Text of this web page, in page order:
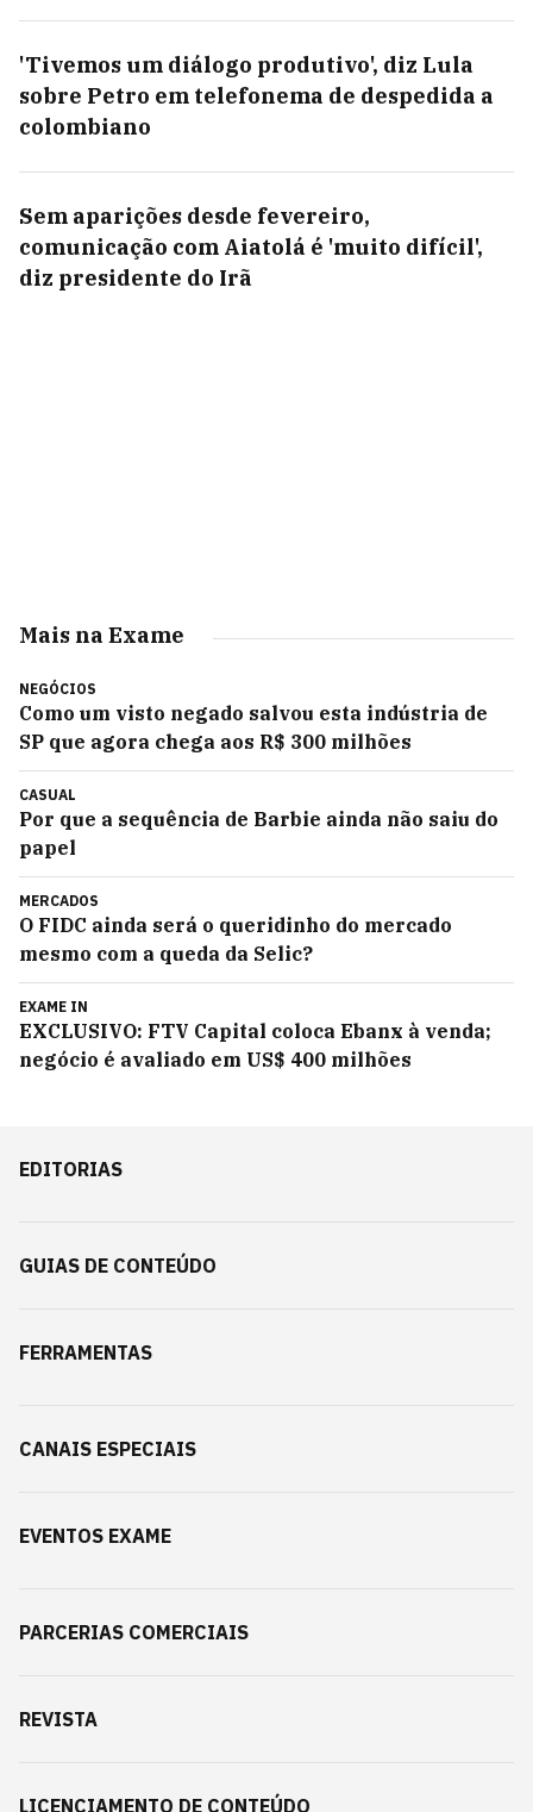
'Tivemos um diálogo produtivo', diz Lula
sobre Petro em telefonema de despedida a
colombiano
Sem aparições desde fevereiro,
comunicação com Aiatolá é 'muito difícil',
diz presidente do Irã
Mais na Exame
NEGÓCIOS
Como um visto negado salvou esta indústria de
SP que agora chega aos R$ 300 milhões
CASUAL
Por que a sequência de Barbie ainda não saiu do
papel
MERCADOS
O FIDC ainda será o queridinho do mercado
mesmo com a queda da Selic?
EXAME IN
EXCLUSIVO: FTV Capital coloca Ebanx à venda;
negócio é avaliado em US$ 400 milhões
EDITORIAS
GUIAS DE CONTEÚDO
FERRAMENTAS
CANAIS ESPECIAIS
EVENTOS EXAME
PARCERIAS COMERCIAIS
REVISTA
LICENCIAMENTO DE CONTEÚDO